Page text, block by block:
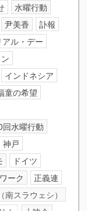
水曜行動
尹美香
訃報
ル・デー
インドネシア
童の希望
回水曜行動
神戸
ドイツ
ーク
正義連
スラウェシ）